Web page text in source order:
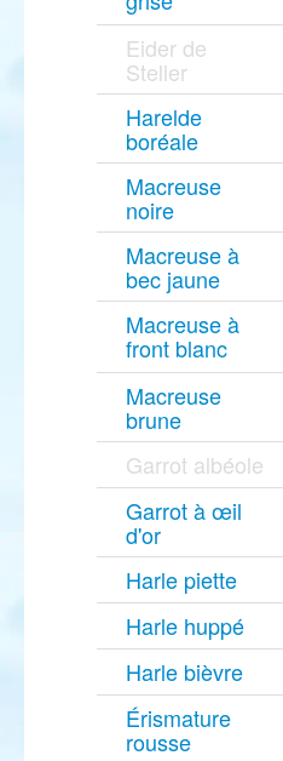
Eider de
Steller
Harelde
boréale
Macreuse
noire
Macreuse à
bec jaune
Macreuse à
front blanc
Macreuse
brune
Garrot albéole
Garrot à œil
d'or
Harle piette
Harle huppé
Harle bièvre
Érismature
rousse